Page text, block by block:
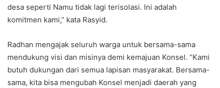
desa seperti Namu tidak lagi terisolasi. Ini adalah
komitmen kami,” kata Rasyid.
Radhan mengajak seluruh warga untuk bersama-sama
mendukung visi dan misinya demi kemajuan Konsel. “Kami
butuh dukungan dari semua lapisan masyarakat. Bersama-
sama, kita bisa mengubah Konsel menjadi daerah yang